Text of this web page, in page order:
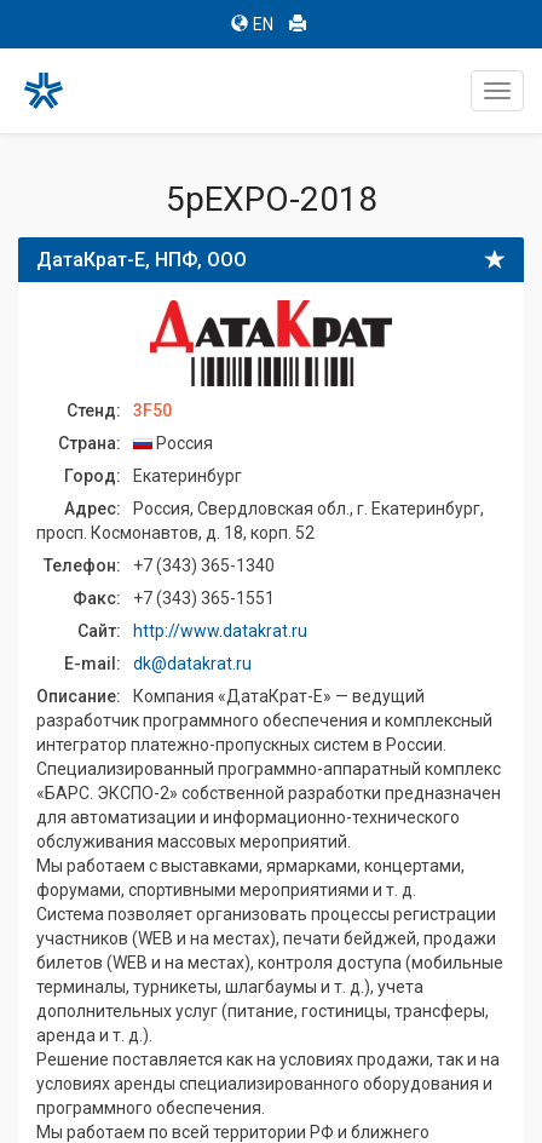
EN
5pEXPO-2018
ДатаКрат-Е, НПФ, ООО
Стенд:
3F50
Страна:
Россия
Город:
Екатеринбург
Адрес:
Россия, Свердловская обл., г. Екатеринбург,
просп. Космонавтов, д. 18, корп. 52
Телефон:
+7 (343) 365-1340
Факс:
+7 (343) 365-1551
Сайт:
http://www.datakrat.ru
E-mail:
dk@datakrat.ru
Описание:
Компания «ДатаКрат-Е» — ведущий
разработчик программного обеспечения и комплексный
интегратор платежно-пропускных систем в России.
Специализированный программно-аппаратный комплекс
«БАРС. ЭКСПО-2» собственной разработки предназначен
для автоматизации и информационно-технического
обслуживания массовых мероприятий.
Мы работаем с выставками, ярмарками, концертами,
форумами, спортивными мероприятиями и т. д.
Система позволяет организовать процессы регистрации
участников (WEB и на местах), печати бейджей, продажи
билетов (WEB и на местах), контроля доступа (мобильные
терминалы, турникеты, шлагбаумы и т. д.), учета
дополнительных услуг (питание, гостиницы, трансферы,
аренда и т. д.).
Решение поставляется как на условиях продажи, так и на
условиях аренды специализированного оборудования и
программного обеспечения.
Мы работаем по всей территории РФ и ближнего